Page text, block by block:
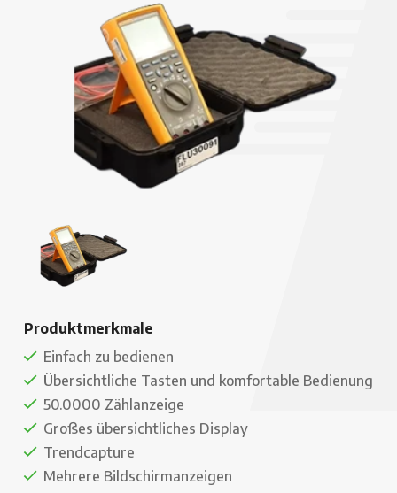
Produktmerkmale
Einfach zu bedienen
Übersichtliche Tasten und komfortable Bedienung
50.0000 Zählanzeige
Großes übersichtliches Display
Trendcapture
Mehrere Bildschirmanzeigen